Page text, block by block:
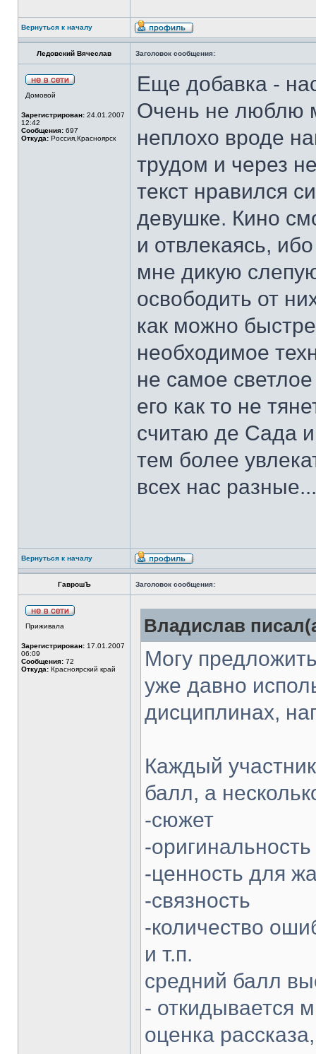
Вернуться к началу
Ледовский Вячеслав Заголовок сообщения:
Домовой
Зарегистрирован: 24.01.2007
12:42
Сообщения: 697
Откуда: Россия,Красноярск
Еще добавка -
Очень не люблю
неплохо вроде
трудом и через
текст нравился
девушке. Кино
и отвлекаясь,
мне дикую
освободить от
как можно
необходимое
не самое
его как то не
считаю де Сада
тем более
всех нас разные...
Вернуться к началу
ГаврошЪ Заголовок сообщения:
Приживала
Зарегистрирован: 17.01.2007
06:09
Сообщения: 72
Откуда: Красноярский край
Владислав
Могу
уже давно
дисциплинах,
Каждый
балл, а
-сюжет
-оригинальность
-ценность для
-связность
-количество
и т.п.
средний балл
- откидывается
оценка